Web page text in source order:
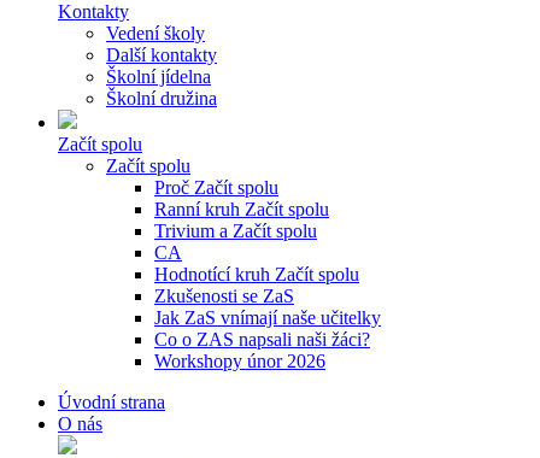
Kontakty
Vedení školy
Další kontakty
Školní jídelna
Školní družina
Začít spolu
Začít spolu
Proč Začít spolu
Ranní kruh Začít spolu
Trivium a Začít spolu
CA
Hodnotící kruh Začít spolu
Zkušenosti se ZaS
Jak ZaS vnímají naše učitelky
Co o ZAS napsali naši žáci?
Workshopy únor 2026
Úvodní strana
O nás